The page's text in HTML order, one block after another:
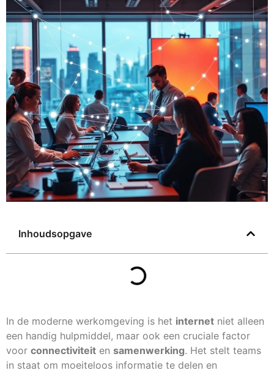
Inhoudsopgave
In de moderne werkomgeving is het internet niet alleen
een handig hulpmiddel, maar ook een cruciale factor
voor connectiviteit en samenwerking. Het stelt teams
in staat om moeiteloos informatie te delen en